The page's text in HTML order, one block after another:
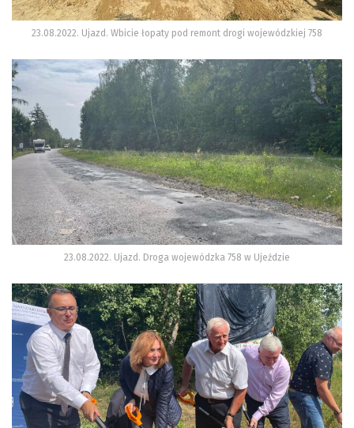
23.08.2022. Ujazd. Wbicie łopaty pod remont drogi wojewódzkiej 758
23.08.2022. Ujazd. Droga wojewódzka 758 w Ujeździe